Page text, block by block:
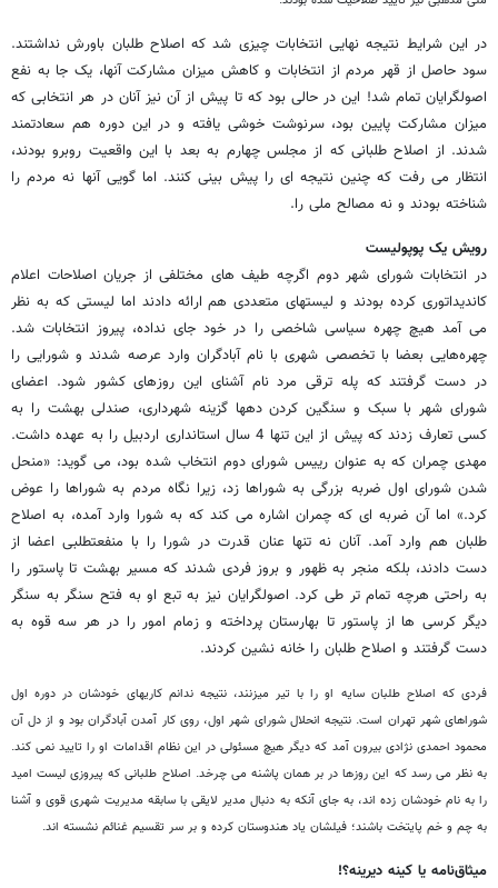
در این شرایط نتیجه نهایی انتخابات چیزی شد که اصلاح طلبان باورش نداشتند.
سود حاصل از قهر مردم از انتخابات و کاهش میزان مشارکت آنها، یک جا به نفع
اصولگرایان تمام شد! این در حالی بود که تا پیش از آن نیز آنان در هر انتخابی که
میزان مشارکت پایین بود، سرنوشت خوشی یافته و در این دوره هم سعادتمند
شدند. از اصلاح طلبانی که از مجلس چهارم به بعد با این واقعیت روبرو بودند،
انتظار می رفت که چنین نتیجه ای را پیش بینی کنند. اما گویی آنها نه مردم را
شناخته بودند و نه مصالح ملی را.
رویش یک پوپولیست
در انتخابات شورای شهر دوم اگرچه طیف های مختلفی از جریان اصلاحات اعلام
کاندیداتوری کرده بودند و لیست‎های متعددی هم ارائه دادند اما لیستی که به نظر
می آمد هیچ چهره سیاسی شاخصی را در خود جای نداده، پیروز انتخابات شد.
چهره‌هایی بعضا با تخصصی شهری با نام آبادگران وارد عرصه شدند و شورایی را
در دست گرفتند که پله ترقی مرد نام آشنای این روزهای کشور شود. اعضای
شورای شهر با سبک و سنگین کردن دهها گزینه شهرداری، صندلی بهشت را به
کسی تعارف زدند که پیش از این تنها 4 سال استانداری اردبیل را به عهده داشت.
مهدی چمران که به عنوان رییس شورای دوم انتخاب شده بود، می گوید: «منحل
شدن شورای اول ضربه بزرگی به شوراها زد، زیرا نگاه مردم به شوراها را عوض
کرد.» اما آن ضربه ای که چمران اشاره می کند که به شورا وارد آمده، به اصلاح
طلبان هم وارد آمد. آنان نه تنها عنان قدرت در شورا را با منفعت‎طلبی اعضا از
دست دادند، بلکه منجر به ظهور و بروز فردی شدند که مسیر بهشت تا پاستور را
به راحتی هرچه تمام تر طی کرد. اصولگرایان نیز به تبع او به فتح سنگر به سنگر
دیگر کرسی ها از پاستور تا بهارستان پرداخته و زمام امور را در هر سه قوه به
دست گرفتند و اصلاح طلبان را خانه نشین کردند.
فردی که اصلاح طلبان سایه او را با تیر می‎زنند، نتیجه ندانم کاری‎های خودشان در دوره اول
شوراهای شهر تهران است. نتیجه انحلال شورای شهر اول، روی کار آمدن آبادگران بود و از دل آن
محمود احمدی نژادی بیرون آمد که دیگر هیچ مسئولی در این نظام اقدامات او را تایید نمی کند.
به نظر می رسد که این روزها در بر همان پاشنه می چرخد. اصلاح طلبانی که پیروزی لیست امید
را به نام خودشان زده اند، به جای آنکه به دنبال مدیر لایقی با سابقه مدیریت شهری قوی و آشنا
به چم و خم پایتخت باشند؛ فیلشان یاد هندوستان کرده و بر سر تقسیم غنائم نشسته اند.
میثاق‌نامه یا کینه دیرینه؟!